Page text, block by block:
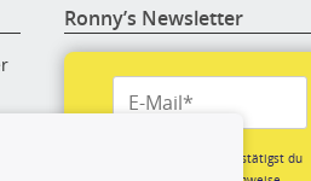
Ronny’s Newsletter
Mit der Anmeldung bestätigst du